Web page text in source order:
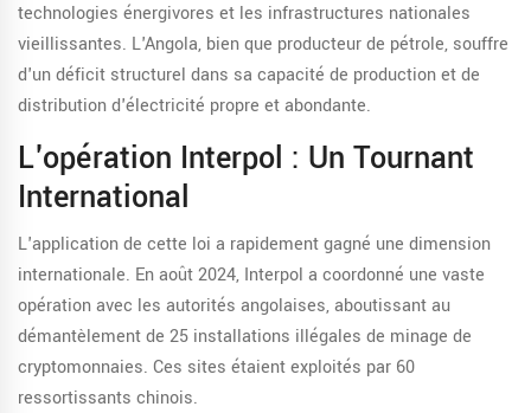
technologies énergivores et les infrastructures nationales
vieillissantes. L'Angola, bien que producteur de pétrole, souffre
d'un déficit structurel dans sa capacité de production et de
distribution d'électricité propre et abondante.
L'opération Interpol : Un Tournant
International
L'application de cette loi a rapidement gagné une dimension
internationale. En août 2024, Interpol a coordonné une vaste
opération avec les autorités angolaises, aboutissant au
démantèlement de 25 installations illégales de minage de
cryptomonnaies. Ces sites étaient exploités par 60
ressortissants chinois.